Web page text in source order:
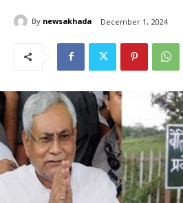
By newsakhada December 1, 2024